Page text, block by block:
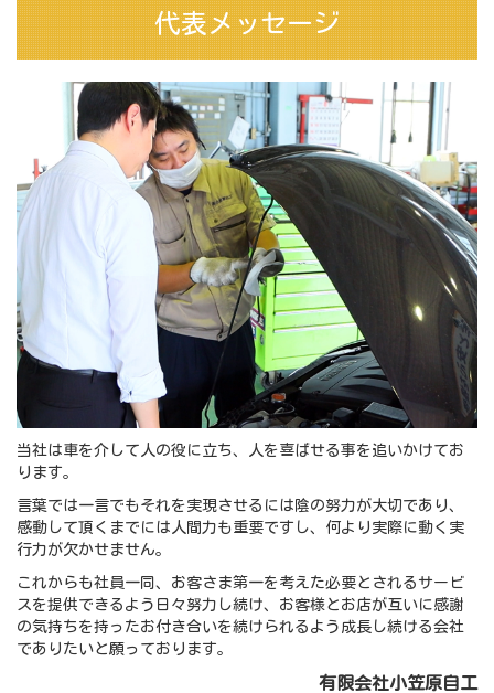
代表メッセージ
当社は車を介して人の役に立ち、人を喜ばせる事を追いかけてお
ります。
言葉では一言でもそれを実現させるには陰の努力が大切であり、
感動して頂くまでには人間力も重要ですし、何より実際に動く実
行力が欠かせません。
これからも社員一同、お客さま第一を考えた必要とされるサービ
スを提供できるよう日々努力し続け、お客様とお店が互いに感謝
の気持ちを持ったお付き合いを続けられるよう成長し続ける会社
でありたいと願っております。
有限会社小笠原自工